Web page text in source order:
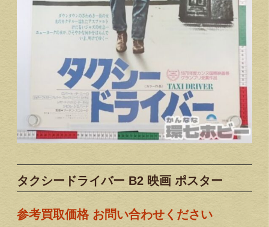
タクシードライバー B2 映画 ポスター
参考買取価格 お問い合わせください